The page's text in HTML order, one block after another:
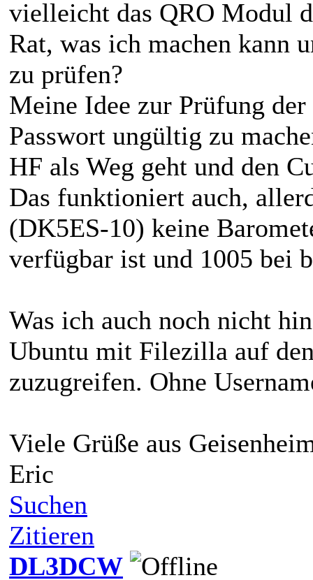
vielleicht das QRO Modul
Rat, was ich machen kann
zu prüfen?
Meine Idee zur Prüfung
Passwort ungültig zu
HF als Weg geht und den
Das funktioniert auch,
(DK5ES-10) keine
verfügbar ist und 1005 bei
Was ich auch noch nicht
Ubuntu mit Filezilla auf
zuzugreifen. Ohne
Viele Grüße aus
Eric
Suchen
Zitieren
DL3DCW